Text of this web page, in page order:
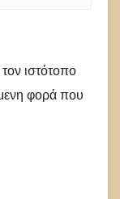
ιστότοπο
φορά που